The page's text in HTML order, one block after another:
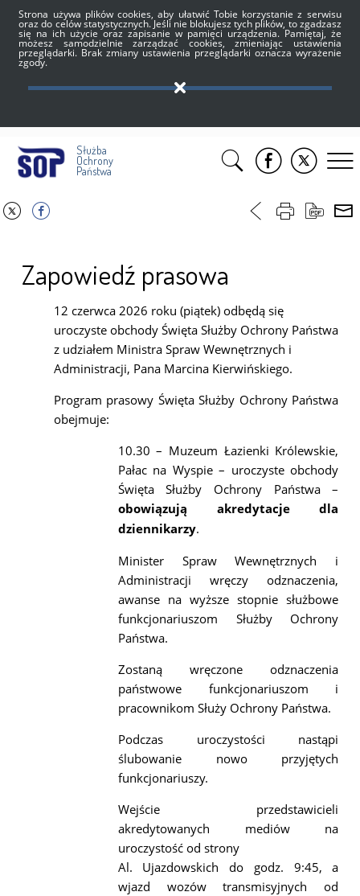
Strona używa plików cookies, aby ułatwić Tobie korzystanie z serwisu
oraz do celów statystycznych. Jeśli nie blokujesz tych plików, to zgadzasz
się na ich użycie oraz zapisanie w pamięci urządzenia. Pamiętaj, że
możesz samodzielnie zarządzać cookies, zmieniając ustawienia
przeglądarki. Brak zmiany ustawienia przeglądarki oznacza wyrażenie
zgody.
Służba
Ochrony
Państwa
Zapowiedź prasowa
12 czerwca 2026 roku (piątek) odbędą się
uroczyste obchody Święta Służby Ochrony Państwa
z udziałem Ministra Spraw Wewnętrznych i
Administracji, Pana Marcina Kierwińskiego.
Program prasowy Święta Służby Ochrony Państwa
obejmuje:
10.30 – Muzeum Łazienki Królewskie,
Pałac na Wyspie – uroczyste obchody
Święta Służby Ochrony Państwa –
obowiązują akredytacje dla
dziennikarzy.
Minister Spraw Wewnętrznych i
Administracji wręczy odznaczenia,
awanse na wyższe stopnie służbowe
funkcjonariuszom Służby Ochrony
Państwa.
Zostaną wręczone odznaczenia
państwowe funkcjonariuszom i
pracownikom Służy Ochrony Państwa.
Podczas uroczystości nastąpi
ślubowanie nowo przyjętych
funkcjonariuszy.
Wejście przedstawicieli
akredytowanych mediów na
uroczystość od strony
Al. Ujazdowskich do godz. 9:45, a
wjazd wozów transmisyjnych od